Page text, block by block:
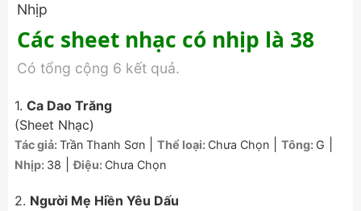
Nhịp
Các sheet nhạc có nhịp là 38
Có tổng cộng 6 kết quả.
1. Ca Dao Trăng
(Sheet Nhạc)
Tác giả:Trần Thanh Sơn Thể loại: Chưa Chọn Tông: G
Nhịp: 38 |Điệu: Chưa Chọn
2. Người Mẹ Hiền Yêu Dấu